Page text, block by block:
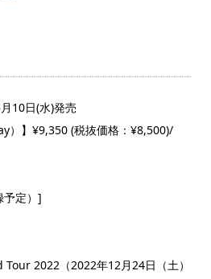
10日(水)発売
）】¥9,350 (税抜価格：¥8,500)/
予定）]
2022（2022年12月24日（土）